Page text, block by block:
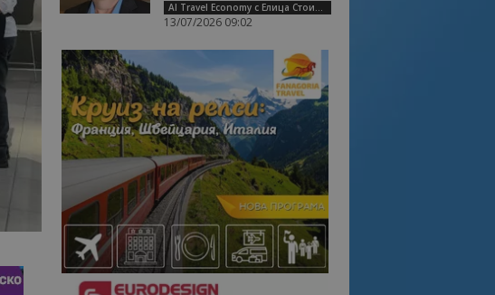
AI Travel Economy с Елица Стоилова
13/07/2026 09:02